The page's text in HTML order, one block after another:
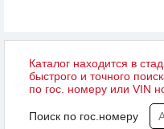
Каталог находится в
быстрого и точного
по гос. номеру или VIN
Поиск по гос.номеру